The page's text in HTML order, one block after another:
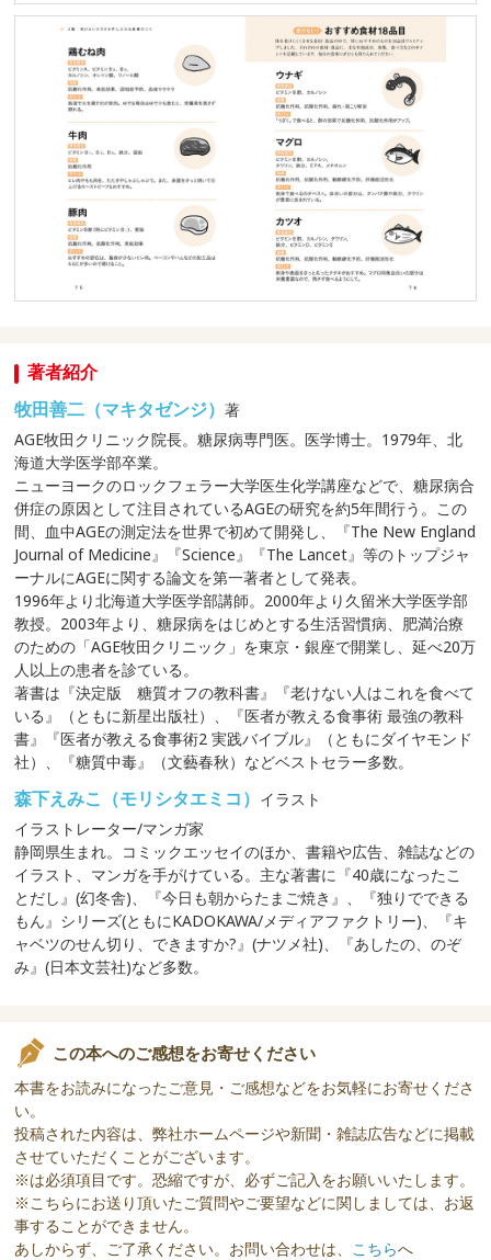
著者紹介
牧田善二（マキタゼンジ）著
AGE牧田クリニック院長。糖尿病専門医。医学博士。1979年、北
海道大学医学部卒業。
ニューヨークのロックフェラー大学医生化学講座などで、糖尿病合
併症の原因として注目されているAGEの研究を約5年間行う。この
間、血中AGEの測定法を世界で初めて開発し、『The New England
Journal of Medicine』『Science』『The Lancet』等のトップジャ
ーナルにAGEに関する論文を第一著者として発表。
1996年より北海道大学医学部講師。2000年より久留米大学医学部
教授。2003年より、糖尿病をはじめとする生活習慣病、肥満治療
のための「AGE牧田クリニック」を東京・銀座で開業し、延べ20万
人以上の患者を診ている。
著書は『決定版 糖質オフの教科書』『老けない人はこれを食べて
いる』（ともに新星出版社）、『医者が教える食事術 最強の教科
書』『医者が教える食事術2 実践バイブル』（ともにダイヤモンド
社）、『糖質中毒』（文藝春秋）などベストセラー多数。
森下えみこ（モリシタエミコ） イラスト
イラストレーター/マンガ家
静岡県生まれ。コミックエッセイのほか、書籍や広告、雑誌などの
イラスト、マンガを手がけている。主な著書に『40歳になったこ
とだし』(幻冬舎)、『今日も朝からたまご焼き』、『独りでできる
もん』シリーズ(ともにKADOKAWA/メディアファクトリー)、『キ
ャベツのせん切り、できますか?』(ナツメ社)、『あしたの、のぞ
み』(日本文芸社)など多数。
この本へのご感想をお寄せください
本書をお読みになったご意見・ご感想などをお気軽にお寄せくださ
い。
投稿された内容は、弊社ホームページや新聞・雑誌広告などに掲載
させていただくことがございます。
※は必須項目です。恐縮ですが、必ずご記入をお願いいたします。
※こちらにお送り頂いたご質問やご要望などに関しましては、お返
事することができません。
あしからず、ご了承ください。お問い合わせは、 こちらへ